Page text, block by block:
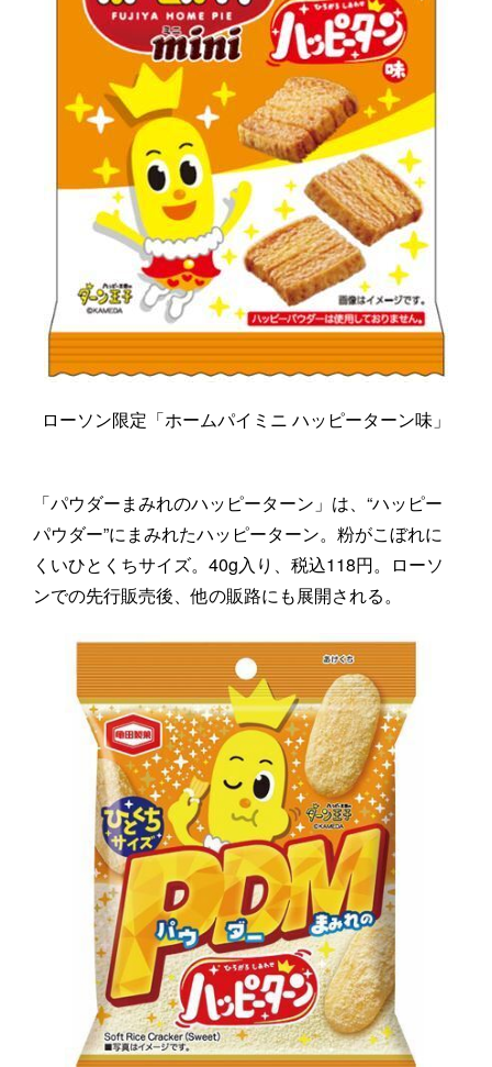
ローソン限定「ホームパイミニ ハッピーターン味」
「パウダーまみれのハッピーターン」は、“ハッピー
パウダー”にまみれたハッピーターン。粉がこぼれに
くいひとくちサイズ。40g入り、税込118円。ローソ
ンでの先行販売後、他の販路にも展開される。